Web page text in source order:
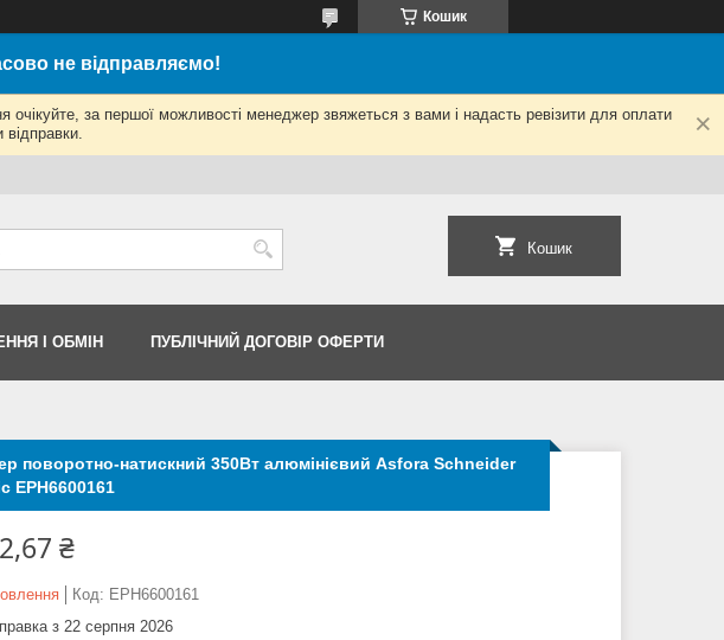
Кошик
не відправляємо!
за першої можливості менеджер звяжеться з вами і надасть ревізити для оплати
відправки.
Кошик
І ОБМІН ПУБЛІЧНИЙ ДОГОВІР ОФЕРТИ
поворотно-натискний 350Вт алюмінієвий Asfora Schneider
EPH6600161
₴
Код: EPH6600161
з 22 серпня 2026